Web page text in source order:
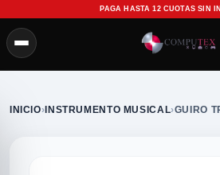
PAGA HASTA 12 CUOTAS SIN
INICIO› INSTRUMENTO MUSICAL›GUIRO